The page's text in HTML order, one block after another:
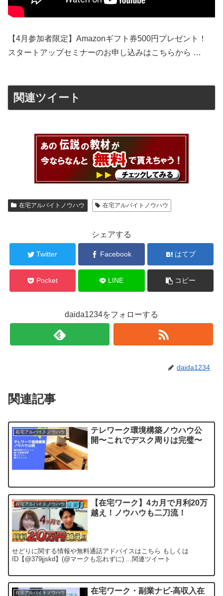
【4月参加者限定】Amazonギフト券500円プレゼント！
スタートアップセミナーのお申し込みはこちらから …
関連ツイート
在宅アルバイトノウハウ 在宅アルバイトノウハウ
シェアする
Twitter Facebook はてブ
Pocket LINE コピー
daida1234をフォローする
daida1234
関連記事
在宅アルバイトノウハウ
テレワーク環境構築ノウハウ公
開〜これでデスク周りは完璧〜
在宅アルバイトノウハウ
【在宅ワーク】4カ月で月利20万
越え！ノウハウも二刀流！
せどりに関する情報や無料通話アドバイスはこちら もしくは
ID【@379jjskd】(@マークも忘れずに) ...関連ツイート
在宅アルバイトノウハウ
在宅ワーク・副業ナビ-高収入在